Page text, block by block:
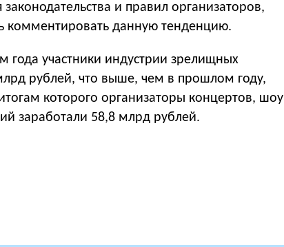
и правил организаторов,
комментировать данную тенденцию.
года участники индустрии зрелищных
рублей, что выше, чем в прошлом году,
которого организаторы концертов, шоу
заработали 58,8 млрд рублей.